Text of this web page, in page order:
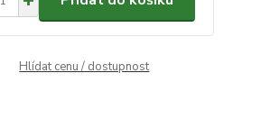
Hlídat cenu / dostupnost